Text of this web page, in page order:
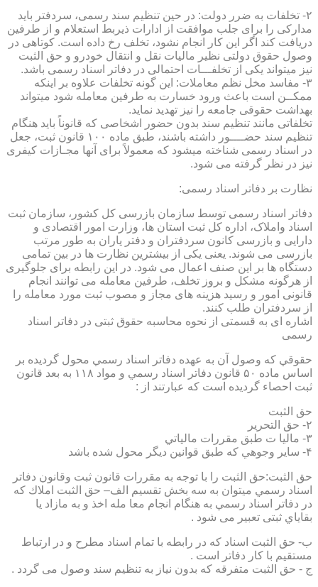
۲- تخلفات به ضرر دولت: در حین تنظیم سند رسمی، سردفتر باید
مدارکی را برای جلب موافقت از ادارات ذیربط استعلام و از طرفین
دریافت کند اگر این کار انجام نشود، تخلف رخ داده است. کوتاهی در
وصول حقوق دولتی نظیر مالیات نقل و انتقال خودرو و حق الثبت
نیز میتواند یکی از تخلفـــات احتمالی در دفاتر اسناد رسمی باشد.
۳- مفاسد مخل نظم معاملات: این گونه تخلفات علاوه بر اینکه
ممکــن است باعث ورود خسارت به طرفین معامله شود میتواند
بهداشت حقوقی جامعه را نیز تهدید نماید.
تخلفاتی مانند تنظیم سند بدون حضور اشخاصی که قانوناً باید هنگام
تنظیم سند حضــــور داشته باشند، طبق ماده ۱۰۰ قانون ثبت، جعل
در اسناد رسمی شناخته میشود که معمولاً برای آنها مجـازات کیفری
نیز در نظر گرفته می شود.
نظارت بر دفاتر اسناد رسمی:
دفاتر اسناد رسمی توسط سازمان بازرسی کل کشور، سازمان ثبت
اسناد واملاک، اداره کل ثبت استان ها، وزارت امور اقتصادی و
دارایی و بازرسی کانون سردفتران و دفتر یاران به طور مرتب
بازرسی می شوند. یعنی یکی از بیشترین نظارت ها در بین تمامی
دستگاه ها بر این صنف اعمال می شود. در این رابطه برای جلوگیری
از هرگونه مشکل و بروز تخلف، طرفین معامله می توانند انجام
قانونی امور و رسید هزینه های مجاز و مصوب ثبت مورد معامله را
از سردفتران طلب کنند.
اشاره ای به قسمتی از نحوه محاسبه حقوق ثبتی در دفاتر اسناد
رسمی
حقوقي كه وصول آن به عهده دفاتر اسناد رسمي محول گرديده بر
اساس ماده ۵۰ قانون دفاتر اسناد رسمي و مواد ۱۱۸ به بعد قانون
ثبت احصاء گرديده است كه عبارتند از :
حق الثبت
۲- حق التحرير
۳- ماليا ت طبق مقررات مالياتي
۴- ساير وجوهي كه طبق قوانين ديگر محول شده باشد
حق الثبت:حق الثبت را با توجه به مقررات قانون ثبت وقانون دفاتر
اسناد رسمي ميتوان به سه بخش تقسيم الف– حق الثبت املاك كه
در دفاتر اسناد رسمي به هنگام انجام معا مله اخذ و به مازاد يا
بقاياي ثبتی تعبیر می شود .
ب- حق الثبت اسناد كه در رابطه با تمام اسناد مطرح و در ارتباط
مستقيم با كار دفاتر است .
ج - حق الثبت متفرقه كه بدون نياز به تنظیم سند وصول می گردد .